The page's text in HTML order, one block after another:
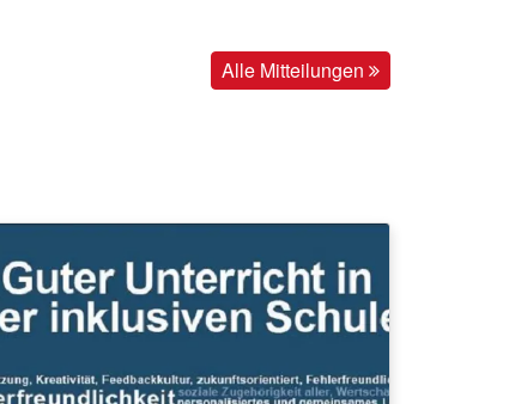
Alle Mitteilungen